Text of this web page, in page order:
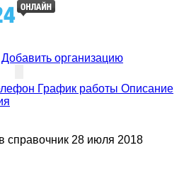
Добавить организацию
График работы Описание
справочник 28 июля 2018